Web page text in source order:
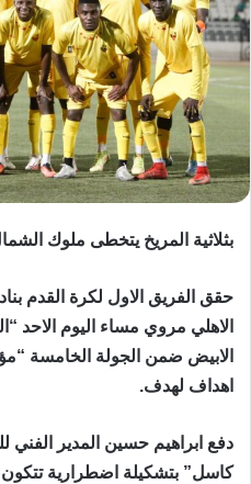
بثلاثية المريخ يتخطى ملوك
حقق الفريق الاول لكرة القدم
الاهلي مروي مساء اليوم الاحد
الابيض ضمن الجولة الخامسة
اهداف لهدف.
دفع ابراهيم حسين المدير الفني
كاسل” بتشكيلة اضطرارية